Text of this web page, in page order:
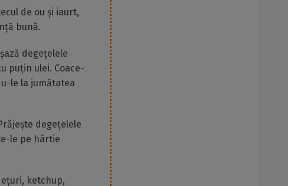
de ou și iaurt,
bună.
degețelele
puțin ulei. Coace-
le la jumătatea
degețelele
le pe hârtie
ketchup,